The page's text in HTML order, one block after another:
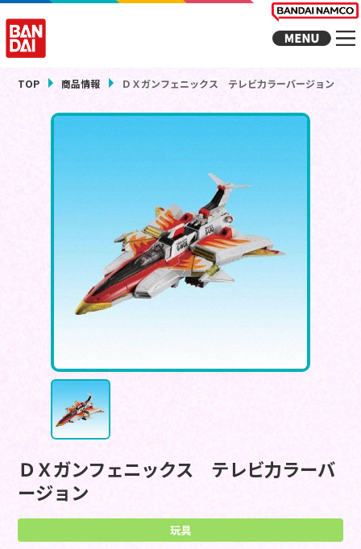
TOP 商品情報 ＤＸガンフェニックス テレビ力ラーバージョン
ＤＸガンフェニックス テレビ力ラーバ
ージョン
玩具